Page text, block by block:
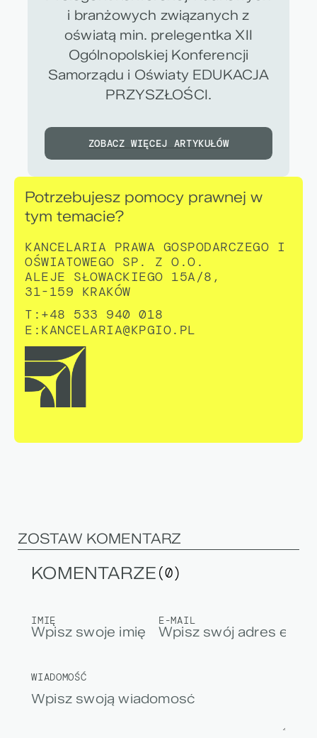
i branżowych związanych z
oświatą min. prelegentka XII
Ogólnopolskiej Konferencji
Samorządu i Oświaty EDUKACJA
PRZYSZŁOŚCI.
ZOBACZ WIĘCEJ ARTYKUŁÓW
Potrzebujesz pomocy prawnej w
tym temacie?
KANCELARIA PRAWA GOSPODARCZEGO I
OŚWIATOWEGO SP. Z O.O.
ALEJE SŁOWACKIEGO 15A/8,
31-159 KRAKÓW
T:+48 533 940 018
E: KANCELARIA@KPGIO.PL
ZOSTAW KOMENTARZ
KOMENTARZE (0)
IMIĘ E-MAIL
WIADOMOŚĆ